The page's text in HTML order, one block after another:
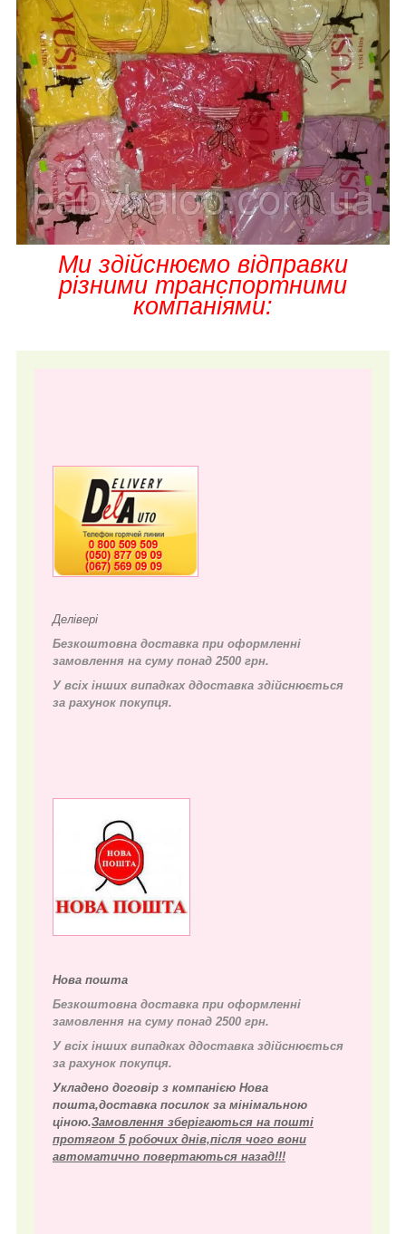
Ми здійснюємо відправки
різними транспортними
компаніями:
Делівері
Безкоштовна доставка при оформленні
замовлення на суму понад 2500 грн.
У всіх інших випадках ддоставка здійснюється
за рахунок покупця.
Нова пошта
Безкоштовна доставка при оформленні
замовлення на суму понад 2500 грн.
У всіх інших випадках ддоставка здійснюється
за рахунок покупця.
Укладено договір з компанією Нова
пошта,доставка посилок за мінімальною
ціною.Замовлення зберігаються на пошті
протягом 5 робочих днів,після чого вони
автоматично повертаються назад!!!